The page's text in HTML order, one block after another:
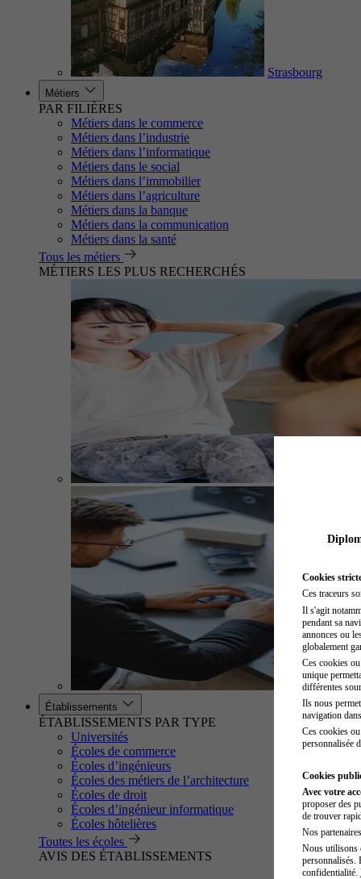
Strasbourg
Métiers
PAR FILIÈRES
Métiers dans le commerce
Métiers dans l’industrie
Métiers dans l’informatique
Métiers dans le social
Métiers dans l’immobilier
Métiers dans l’agriculture
Métiers dans la banque
Métiers dans la communication
Métiers dans la santé
Tous les métiers
MÉTIERS LES PLUS RECHERCHÉS
Établissements
ÉTABLISSEMENTS PAR TYPE
Universités
Écoles de commerce
Écoles d’ingénieurs
Écoles des métiers de l’architecture
Écoles de droit
Écoles d’ingénieur informatique
Écoles hôtelières
Toutes les écoles
AVIS DES ÉTABLISSEMENTS
Cookies
Ces traceurs
Il s'agit
pendant sa
annonces ou
globalement
Ces cookies
unique
différentes
Ils nous
navigation
Ces cookies
personnalisée
Cookies
Avec votre
proposer des
de trouver
Nos
Nous utilisons
personnalisés.
confidentialité.